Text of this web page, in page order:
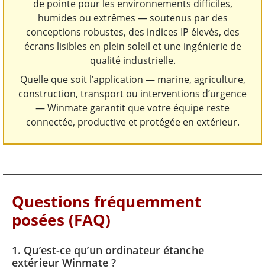
de pointe pour les environnements difficiles,
humides ou extrêmes — soutenus par des
conceptions robustes, des indices IP élevés, des
écrans lisibles en plein soleil et une ingénierie de
qualité industrielle.
Quelle que soit l’application — marine, agriculture,
construction, transport ou interventions d’urgence
— Winmate garantit que votre équipe reste
connectée, productive et protégée en extérieur.
Questions fréquemment
posées (FAQ)
1. Qu’est-ce qu’un ordinateur étanche
extérieur Winmate ?